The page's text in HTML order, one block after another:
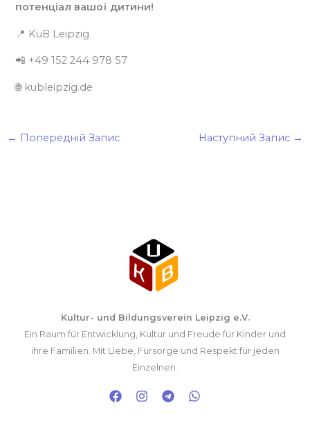
потенціал вашої дитини!
📍 KuB Leipzig
📲 +49 152 244 978 57
🌐 kubleipzig.de
← Попередній Запис Наступний Запис →
Kultur- und Bildungsverein Leipzig e.V.
Ein Raum für Entwicklung, Kultur und Freude für Kinder und
ihre Familien. Mit Liebe, Fürsorge und Respekt für jeden
Einzelnen.